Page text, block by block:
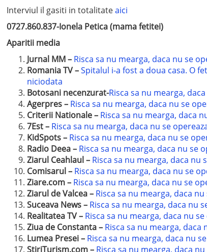
Interviul il gasiti in totalitateaici
0727.860.837-Ionela Petica (mama fetitei)
Aparitii media
Jurnal MM – Risca sa nu mearga, daca nu se
Romania TV –Spitalul i-a fost a doua casa. O
niciodata
Botosani necenzurat-Risca sa nu mearga,
Agerpres – Risca sa nu mearga, daca nu se
Criterii Nationale – Risca sa nu mearga, daca
7Est – Risca sa nu mearga, daca nu se
KidSpots – Risca sa nu mearga, daca nu se
Radio Deea – Risca sa nu mearga, daca nu se
Ziarul Ceahlaul – Risca sa nu mearga, daca nu
Comisarul – Risca sa nu mearga, daca nu se
Ziare.com – Risca sa nu mearga, daca nu se
Ziarul de Valcea – Risca sa nu mearga, daca
Suceava News – Risca sa nu mearga, daca nu
Realitatea TV – Risca sa nu mearga, daca nu
Ziua de Constanta – Risca sa nu mearga,
Lumea Presei – Risca sa nu mearga, daca nu
StiriTurism.com – Risca sa nu mearga, daca